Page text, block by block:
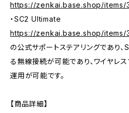
https://zenkai.base.shop/items/
・SC2 Ultimate
https://zenkai.base.shop/items/
の公式サポートステアリングであり
る無線接続が可能であり、ワイヤレ
運用が可能です。
【商品詳細】